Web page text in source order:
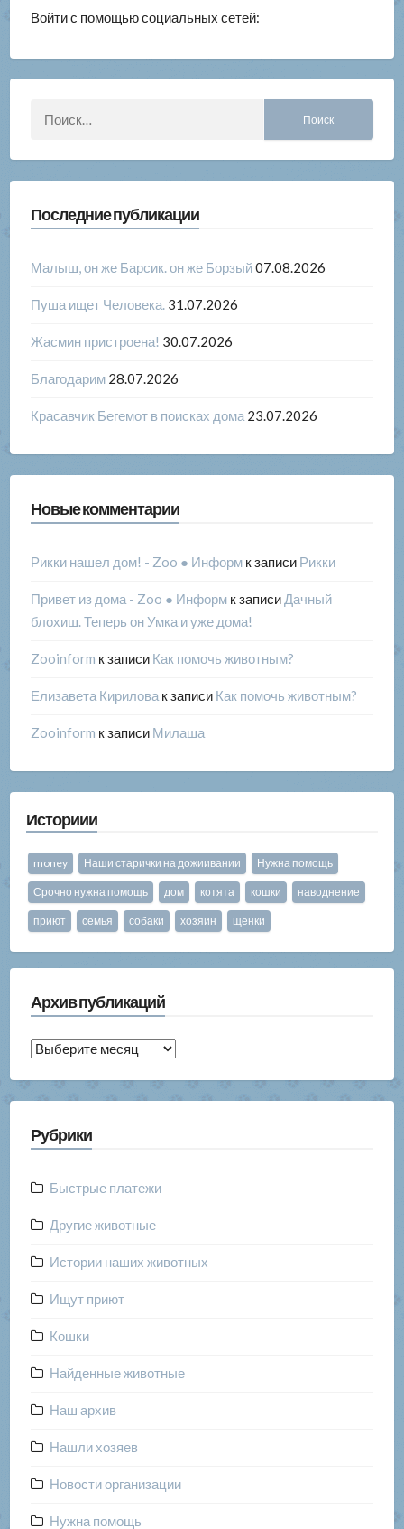
Войти с помощью социальных сетей:
Последние публикации
Малыш, он же Барсик. он же Борзый07.08.2026
Пуша ищет Человека. 31.07.2026
Жасмин пристроена! 30.07.2026
Благодарим 28.07.2026
Красавчик Бегемот в поисках дома 23.07.2026
Новые комментарии
Рикки нашел дом! - Zoo ● Информк записи Рикки
Привет из дома - Zoo ● Информк записи Дачный
блохиш. Теперь он Умка и уже дома!
Zooinform к записи Как помочь животным?
Елизавета Кириловак записи Как помочь животным?
Zooinform к записи Милаша
Историии
money Наши старички на дожиивании Нужна помощь
Срочно нужна помощь дом котята кошки наводнение
приют семья собаки хозяин щенки
Архив публикаций
Архив
Рубрики
Быстрые платежи
Другие животные
Истории наших животных
Ищут приют
Кошки
Найденные животные
Наш архив
Нашли хозяев
Новости организации
Нужна помощь